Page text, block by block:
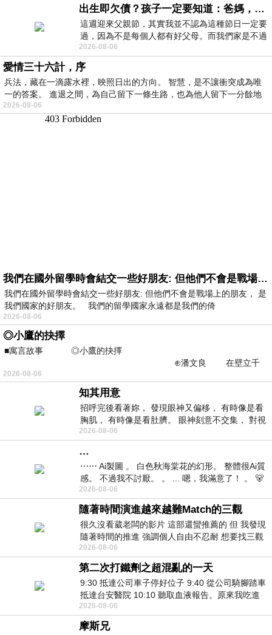
出生即欠債？孩子一定要知道：爸媽，其實我不欠你們
這週迎來父親節，其實我並不認為這種節日一定要
過，因為不是每個人都有好父母。而我們家是不過
節的，平時也沒什麼儀式感，生活趨近冷
2026-08-06
愛情三十六計，序
兵法，藏在一滴露水裡，映照日出的方向。 智慧，是不讓衝突成為唯
一的答案。 進退之間，為自己留下一條生路，也為他人留下一分餘地
2026-08-06
我們在國外留學時會結交一些好朋友: 但他們不會是戰場上的朋友
我們在國外留學時會結交一些好朋友: 但他們不會是戰場上的朋友， 是
我們國家的好朋友。 我們的留學國家永遠都是我們的倚
2026-08-06
◎小鷹的抉擇
■寓言故事 ◎小鷹的抉擇
⊕潘文良 在壁立千
仞的懸崖上，有一座遮天蔽
2026-08-06
知其用意
招呼完後看著妳， 發現眼神又偏移， 有時像是看
胸肌， 有時像是看肚臍。 眼神刻意不交集， 對視
視線不對齊， 讓我很難不
2026-08-06
…
⋯⋯ Ai製圖 。 白色秋海棠花的幻形。 整體很Ai質
感。 不過我不討厭。 。 ... 嗯，我滿意了！ 。 🐻
昨中
2026-08-06
隨著時間演進越來越難Match的三觀
很久沒看葳老闆的影片 這部還蠻推薦的 但 我發現
隨著時間的推進 強調個人自由不忍耐 想要找三觀
接近的不要說對象 連朋友都超
2026-08-06
第二次打鐵劑之超混亂的一天
9:30 抵達公司車子停好位子 9:40 從公司騎腳踏車
抵達台安醫院 10:10 聽取血液報告。原來我吃進
去的 B12 彌可保並非沒有吸收而是超
2026-08-06
摩斯兄